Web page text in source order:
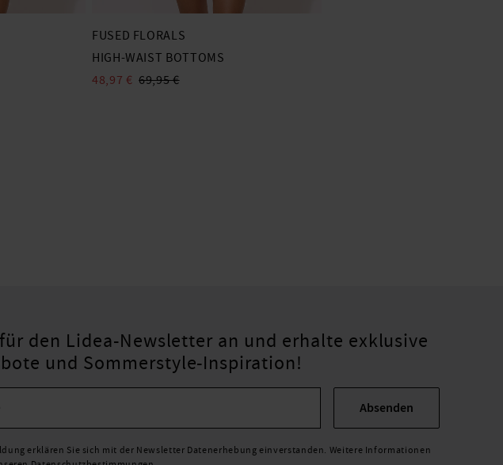
FUSED FLORALS
HIGH-WAIST BOTTOMS
48,97 € 69,95 €
den Lidea-Newsletter an und erhalte exklusive
und Sommerstyle-Inspiration!
Absenden
erklären Sie sich mit der Newsletter Datenerhebung einverstanden. Weitere Informationen